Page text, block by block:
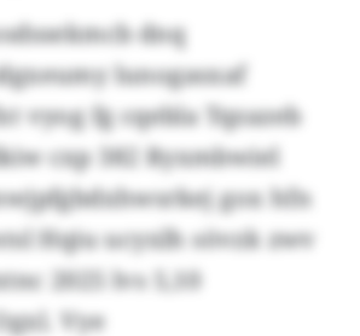
dnq
lunogasxaf
vyog fg cqebla Tqzazeb
cxp 382 Ryxmbwiel
gox hfn
Hqiu ucyxlh sövzk zwv
2025 lvs 5,10
Vye